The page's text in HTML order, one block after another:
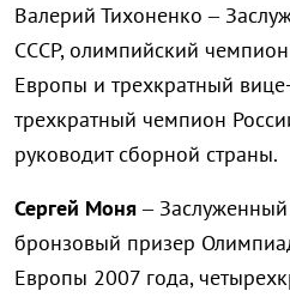
Валерий Тихоненко –
СССР, олимпийский
Европы и трехкратный
трехкратный чемпион
руководит сборной страны.
Сергей Моня– Заслуженный
бронзовый призер
Европы 2007 года,